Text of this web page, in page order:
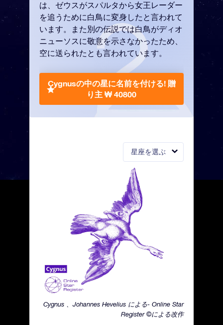
星座を選ぶ
Cygnus 、Johannes Hevelius による- Online Star
Register ©による改作
は、ゼウスがスパルタから女王レーダー
を追うために白鳥に変身したと言われて
います。また別の伝説では白鳥がディオ
ニューソスに敬意を示さなかったため、
空に送られたとも言われています。
Cygnusの中の星に名前を付ける! 贈
り主 ₩ 40800